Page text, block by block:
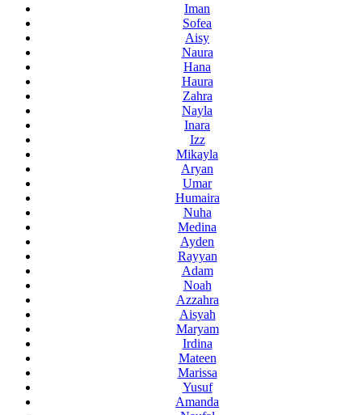
Iman
Sofea
Aisy
Naura
Hana
Haura
Zahra
Nayla
Inara
Izz
Mikayla
Aryan
Umar
Humaira
Nuha
Medina
Ayden
Rayyan
Adam
Noah
Azzahra
Aisyah
Maryam
Irdina
Mateen
Marissa
Yusuf
Amanda